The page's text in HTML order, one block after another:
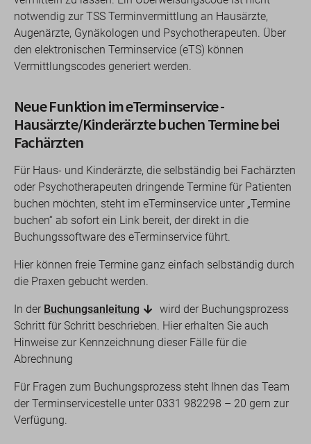
notwendig zur TSS Terminvermittlung an Hausärzte,
Augenärzte, Gynäkologen und Psychotherapeuten. Über
den elektronischen Terminservice (eTS) können
Vermittlungscodes generiert werden.
Neue Funktion im eTerminservice -
Hausärzte/Kinderärzte buchen Termine bei
Fachärzten
Für Haus- und Kinderärzte, die selbständig bei Fachärzten
oder Psychotherapeuten dringende Termine für Patienten
buchen möchten, steht im eTerminservice unter „Termine
buchen“ ab sofort ein Link bereit, der direkt in die
Buchungssoftware des eTerminservice führt.
Hier können freie Termine ganz einfach selbständig durch
die Praxen gebucht werden.
In der Buchungsanleitung
wird der Buchungsprozess
Schritt für Schritt beschrieben. Hier erhalten Sie auch
Hinweise zur Kennzeichnung dieser Fälle für die
Abrechnung
Für Fragen zum Buchungsprozess steht Ihnen das Team
der Terminservicestelle unter 0331 982298 – 20 gern zur
Verfügung.